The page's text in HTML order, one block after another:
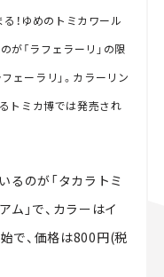
る！ゆめのトミカワール
が「ラフェラーリ」の限
ェーラリ」。カラーリン
トミカ博では発売され
るのが「タカラトミ
」で、カラーはイ
で、価格は800円(税